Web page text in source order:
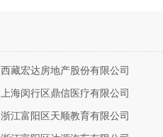
西藏宏达房地产股份有限公司
上海闵行区鼎信医疗有限公司
浙江富阳区天顺教育有限公司